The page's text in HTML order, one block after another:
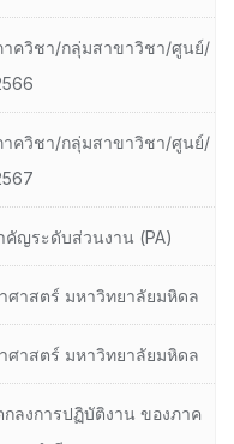
าควิชา/กลุ่มสาขาวิชา/ศูนย์/
าควิชา/กลุ่มสาขาวิชา/ศูนย์/
คัญระดับส่วนงาน (PA)
ศาสตร์ มหาวิทยาลัยมหิดล
ศาสตร์ มหาวิทยาลัยมหิดล
ลงการปฏิบัติงาน ของภาค